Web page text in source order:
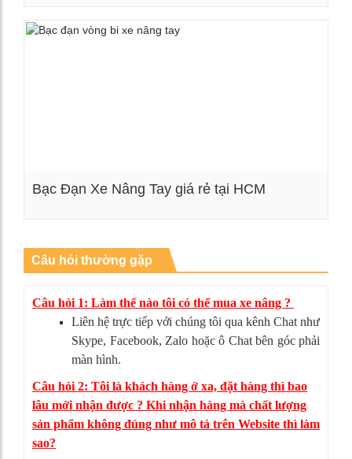
Bạc Đạn Xe Nâng Tay giá rẻ tại HCM
Câu hỏi thường gặp
Câu hỏi 1: Làm thế nào tôi có thể mua xe nâng ?
Liên hệ trực tiếp với chúng tôi qua kênh Chat như
Skype, Facebook, Zalo hoặc ô Chat bên góc phải
màn hình.
Câu hỏi 2: Tôi là khách hàng ở xa, đặt hàng thì bao
lâu mới nhận được ? Khi nhận hàng mà chất lượng
sản phẩm không đúng như mô tả trên Website thì làm
sao?